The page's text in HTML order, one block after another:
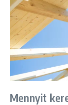
Mennyit